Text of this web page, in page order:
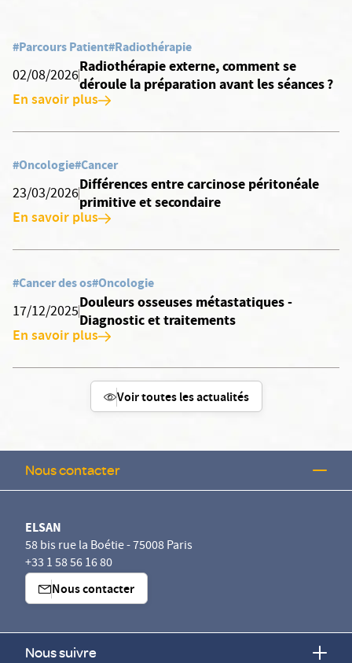
#Parcours Patient#Radiothérapie
02/08/2026
Radiothérapie externe, comment se
déroule la préparation avant les séances ?
En savoir plus
#Oncologie#Cancer
23/03/2026
Différences entre carcinose péritonéale
primitive et secondaire
En savoir plus
#Cancer des os#Oncologie
17/12/2025
Douleurs osseuses métastatiques -
Diagnostic et traitements
En savoir plus
Voir toutes les actualités
Nous contacter
ELSAN
58 bis rue la Boétie - 75008 Paris
+33 1 58 56 16 80
Nous contacter
Nous suivre